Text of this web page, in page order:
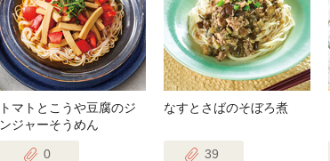
トマトとこうや豆腐のジ
ンジャーそうめん
0
なすとさばのそぼろ煮
39